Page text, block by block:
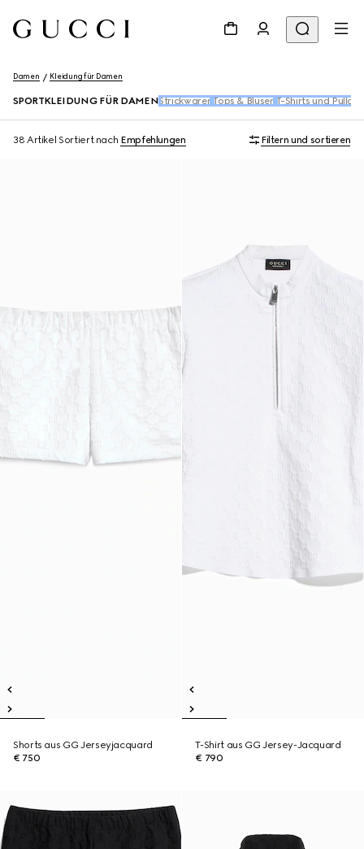
Damen Kleidung für Damen
SPORTKLEIDUNG FÜR DAMEN Strickwaren Tops & Blusen​ T-Shirts und
38 Artikel Sortiert nach Empfehlungen Filtern und sortieren
Shorts aus GG Jerseyjacquard
€ 750
T-Shirt aus GG Jersey-Jacquard
€ 790